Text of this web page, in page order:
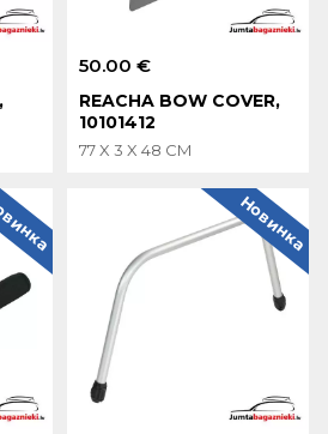
50.00 €
REACHA BOW COVER,
10101412
77 X 3 X 48 CM
Новинка